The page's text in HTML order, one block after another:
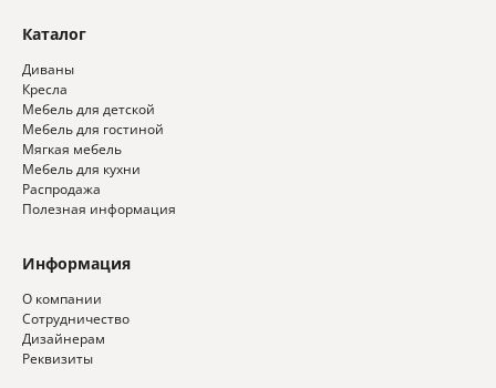
Каталог
Диваны
Кресла
Мебель для детской
Мебель для гостиной
Мягкая мебель
Мебель для кухни
Распродажа
Полезная информация
Информация
О компании
Сотрудничество
Дизайнерам
Реквизиты